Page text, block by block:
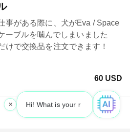
事がある際に、犬がEva / Space
ーブルを噛んでしまいました
けで交換品を注文できます！
60 USD
What is your request? 👀